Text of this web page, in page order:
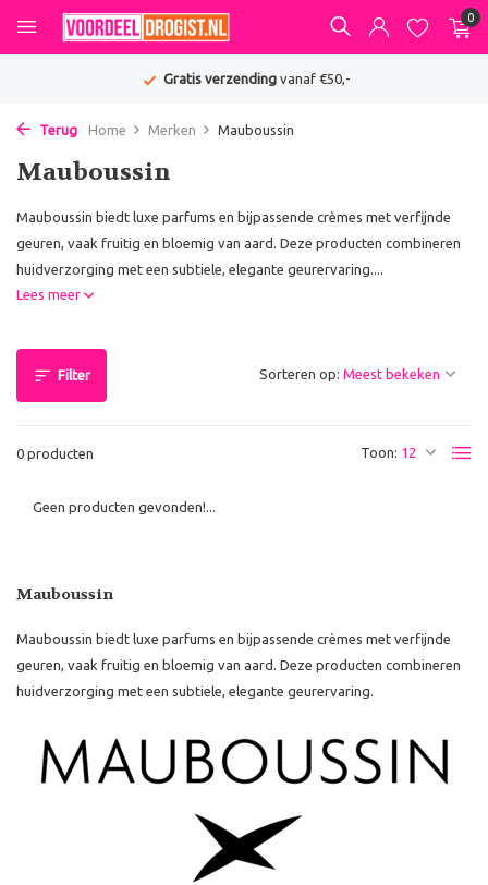
0
Gratis verzendingvanaf €50,-
Terug Home Merken Mauboussin
Mauboussin
Mauboussin biedt luxe parfums en bijpassende crèmes met verfijnde
geuren, vaak fruitig en bloemig van aard. Deze producten combineren
huidverzorging met een subtiele, elegante geurervaring....
Lees meer
Filter
0 producten Toon:
Sorteren op:
Geen producten gevonden!...
Mauboussin
Mauboussin biedt luxe parfums en bijpassende crèmes met verfijnde
geuren, vaak fruitig en bloemig van aard. Deze producten combineren
huidverzorging met een subtiele, elegante geurervaring.